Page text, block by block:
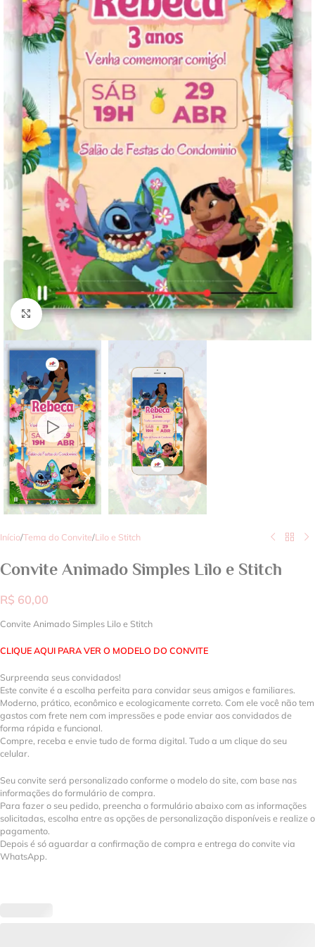
Clique para ampliar
Início/Tema do Convite/Lilo e Stitch
Convite Animado Simples Lilo e Stitch
R$ 60,00
Convite Animado Simples Lilo e Stitch
CLIQUE AQUI PARA VER O MODELO DO CONVITE
Surpreenda seus convidados!
Este convite é a escolha perfeita para convidar seus amigos e familiares.
Moderno, prático, econômico e ecologicamente correto. Com ele você não tem
gastos com frete nem com impressões e pode enviar aos convidados de
forma rápida e funcional.
Compre, receba e envie tudo de forma digital. Tudo a um clique do seu
celular.
Seu convite será personalizado conforme o modelo do site, com base nas
informações do formulário de compra.
Para fazer o seu pedido, preencha o formulário abaixo com as informações
solicitadas, escolha entre as opções de personalização disponíveis e realize o
pagamento.
Depois é só aguardar a confirmação de compra e entrega do convite via
WhatsApp.